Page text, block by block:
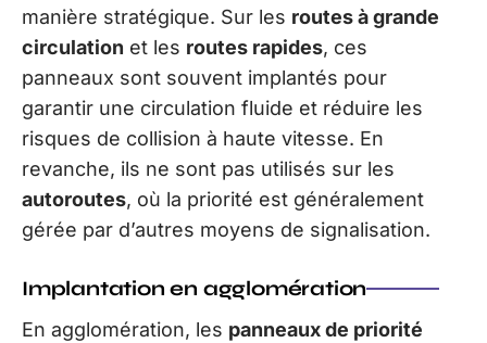
manière stratégique. Sur les routes à grande
circulation et les routes rapides, ces
panneaux sont souvent implantés pour
garantir une circulation fluide et réduire les
risques de collision à haute vitesse. En
revanche, ils ne sont pas utilisés sur les
autoroutes, où la priorité est généralement
gérée par d’autres moyens de signalisation.
Implantation en agglomération
En agglomération, les panneaux de priorité